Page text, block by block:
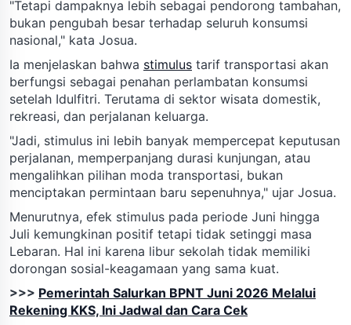
"Tetapi dampaknya lebih sebagai pendorong tambahan,
bukan pengubah besar terhadap seluruh konsumsi
nasional," kata Josua.
Ia menjelaskan bahwa stimulus tarif transportasi akan
berfungsi sebagai penahan perlambatan konsumsi
setelah Idulfitri. Terutama di sektor wisata domestik,
rekreasi, dan perjalanan keluarga.
"Jadi, stimulus ini lebih banyak mempercepat keputusan
perjalanan, memperpanjang durasi kunjungan, atau
mengalihkan pilihan moda transportasi, bukan
menciptakan permintaan baru sepenuhnya," ujar Josua.
Menurutnya, efek stimulus pada periode Juni hingga
Juli kemungkinan positif tetapi tidak setinggi masa
Lebaran. Hal ini karena libur sekolah tidak memiliki
dorongan sosial-keagamaan yang sama kuat.
>>> Pemerintah Salurkan BPNT Juni 2026 Melalui
Rekening KKS, Ini Jadwal dan Cara Cek